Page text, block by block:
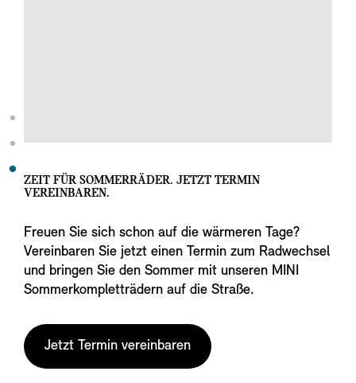
ZEIT FÜR SOMMERRÄDER. JETZT TERMIN
VEREINBAREN.
Freuen Sie sich schon auf die wärmeren Tage?
Vereinbaren Sie jetzt einen Termin zum Radwechsel
und bringen Sie den Sommer mit unseren MINI
Sommerkompletträdern auf die Straße.
Jetzt Termin vereinbaren